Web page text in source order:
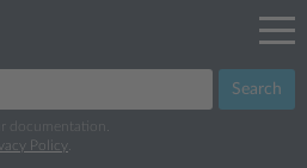
Search
documentation.
Policy